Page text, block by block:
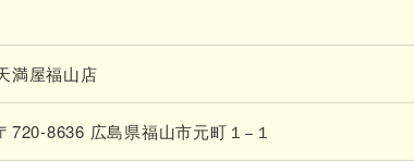
満屋福山店
720-8636 広島県福山市元町１−１